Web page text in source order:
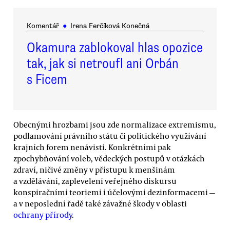
Komentář ● Irena Ferčíková Konečná
Okamura zablokoval hlas opozice
tak, jak si netroufl ani Orbán
s Ficem
Obecnými hrozbami jsou zde normalizace extremismu,
podlamování právního státu či politického využívání
krajních forem nenávisti. Konkrétními pak
zpochybňování voleb, vědeckých postupů v otázkách
zdraví, ničivé změny v přístupu k menšinám
a vzdělávání, zaplevelení veřejného diskursu
konspiračními teoriemi i účelovými dezinformacemi —
a v neposlední řadě také závažné škody v oblasti
ochrany přírody.